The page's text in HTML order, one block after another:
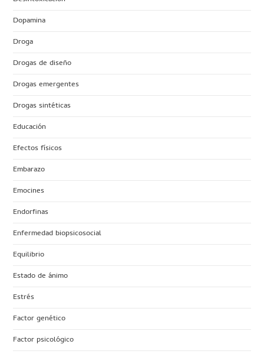
Dopamina
Droga
Drogas de diseño
Drogas emergentes
Drogas sintéticas
Educación
Efectos físicos
Embarazo
Emocines
Endorfinas
Enfermedad biopsicosocial
Equilibrio
Estado de ánimo
Estrés
Factor genético
Factor psicológico